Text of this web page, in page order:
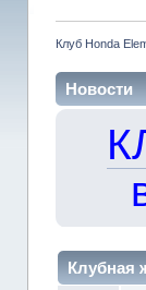
Клуб Honda
Новости
Клубная